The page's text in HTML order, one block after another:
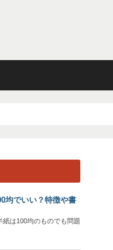
均でいい？特徴や書
は100均のものでも問題